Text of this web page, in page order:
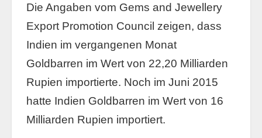
Die Angaben vom Gems and Jewellery
Export Promotion Council zeigen, dass
Indien im vergangenen Monat
Goldbarren im Wert von 22,20 Milliarden
Rupien importierte. Noch im Juni 2015
hatte Indien Goldbarren im Wert von 16
Milliarden Rupien importiert.